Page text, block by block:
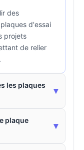
des
d'essai
projets
de relier
les plaques
▾
plaque
▾